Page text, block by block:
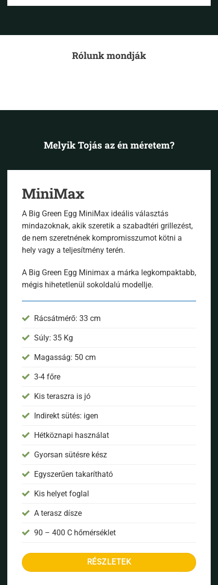
Rólunk mondják
Melyik Tojás az én méretem?
MiniMax
A Big Green Egg MiniMax ideális választás
mindazoknak, akik szeretik a szabadtéri grillezést,
de nem szeretnének kompromisszumot kötni a
hely vagy a teljesítmény terén.
A Big Green Egg Minimax a márka legkompaktabb,
mégis hihetetlenül sokoldalú modellje.
Rácsátmérő: 33 cm
Súly: 35 Kg
Magasság: 50 cm
3-4 főre
Kis teraszra is jó
Indirekt sütés: igen
Hétköznapi használat
Gyorsan sütésre kész
Egyszerűen takarítható
Kis helyet foglal
A terasz dísze
90 – 400 C hőmérséklet
RÉSZLETEK